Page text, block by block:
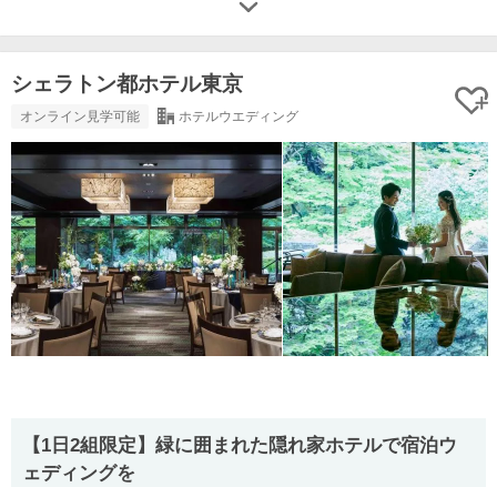
シェラトン都ホテル東京
オンライン見学可能 ホテルウエディング
【1日2組限定】緑に囲まれた隠れ家ホテルで宿泊ウ
ェディングを